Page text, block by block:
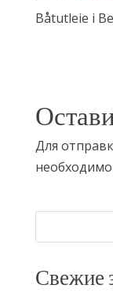
Båtutleie i
Для
необходимо
Свежие